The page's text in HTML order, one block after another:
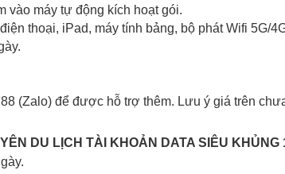
vào máy tự động kích hoạt gói.
thoại, iPad, máy tính bảng, bộ phát Wifi 5G/
(Zalo) để được hỗ trợ thêm. Lưu ý giá trên
DU LỊCH TÀI KHOẢN DATA SIÊU KHỦNG